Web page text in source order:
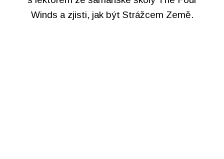
Winds a zjisti, jak být Strážcem Země.